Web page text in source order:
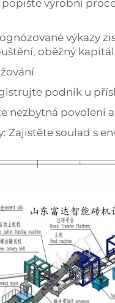
výrobní
výkazy
oběžný
podnik u
nezbytná povolení
Zajistěte soulad s